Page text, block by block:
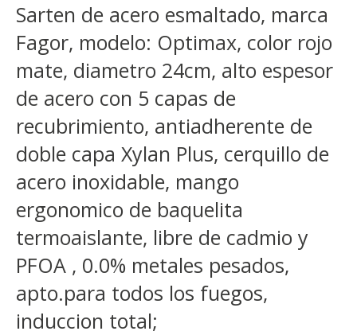
Sarten de acero esmaltado, marca
Fagor, modelo: Optimax, color rojo
mate, diametro 24cm, alto espesor
de acero con 5 capas de
recubrimiento, antiadherente de
doble capa Xylan Plus, cerquillo de
acero inoxidable, mango
ergonomico de baquelita
termoaislante, libre de cadmio y
PFOA , 0.0% metales pesados,
apto.para todos los fuegos,
induccion total;